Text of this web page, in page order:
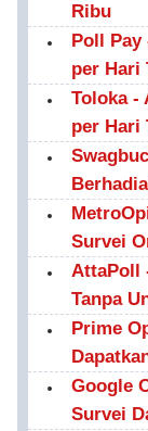
Ribu
Poll Pay
per Hari
Toloka -
per Hari
Survei
AttaPoll
Tanpa
Prime
Google
Survei